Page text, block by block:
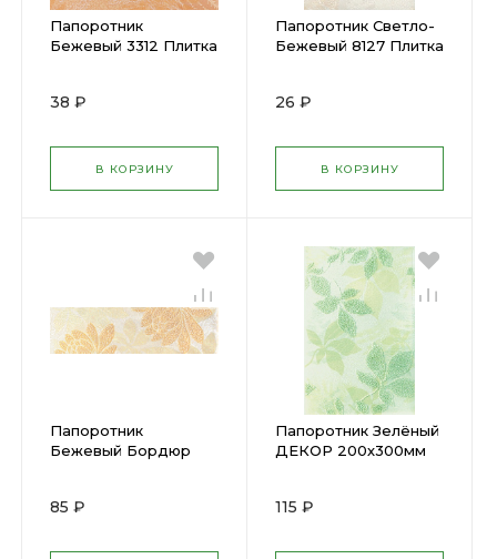
Папоротник
Бежевый 3312 Плитка
38 ₽
В КОРЗИНУ
Папоротник Светло-
Бежевый 8127 Плитка
26 ₽
В КОРЗИНУ
Папоротник
Бежевый Бордюр
85 ₽
Папоротник Зелёный
ДЕКОР 200х300мм
115 ₽